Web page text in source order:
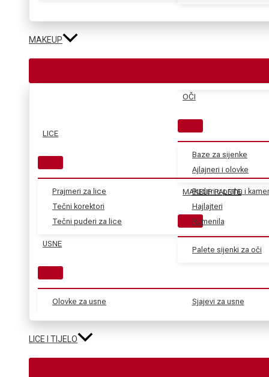
MAKEUP
LICE
Prajmeri za lice
Tečni korektori
Tečni puderi za lice
Puderi u prahu i
Hajlajteri
Rumenila
USNE
Olovke za usne Sjajevi za usne
OČI
Baze za sijenke
Ajlajneri i olovke
MAKEUP PALETE
Palete sijenki za oči
LICE I TIJELO